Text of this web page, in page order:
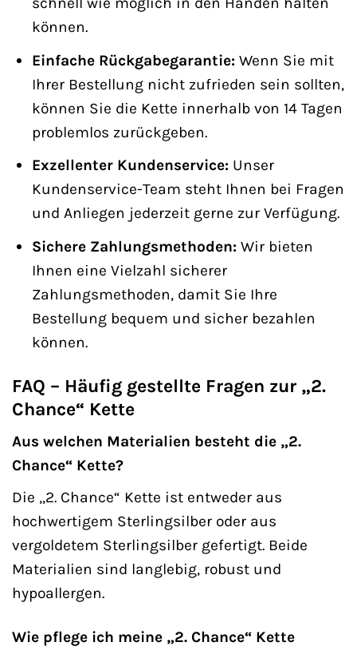
können.
Einfache Rückgabegarantie:Wenn Sie mit
Ihrer Bestellung nicht zufrieden sein sollten,
können Sie die Kette innerhalb von 14 Tagen
problemlos zurückgeben.
Exzellenter Kundenservice:Unser
Kundenservice-Team steht Ihnen bei Fragen
und Anliegen jederzeit gerne zur Verfügung.
Sichere Zahlungsmethoden:Wir bieten
Ihnen eine Vielzahl sicherer
Zahlungsmethoden, damit Sie Ihre
Bestellung bequem und sicher bezahlen
können.
FAQ – Häufig gestellte Fragen zur „2.
Chance“ Kette
Aus welchen Materialien besteht die „2.
Chance“ Kette?
Die „2. Chance“ Kette ist entweder aus
hochwertigem Sterlingsilber oder aus
vergoldetem Sterlingsilber gefertigt. Beide
Materialien sind langlebig, robust und
hypoallergen.
Wie pflege ich meine „2. Chance“ Kette